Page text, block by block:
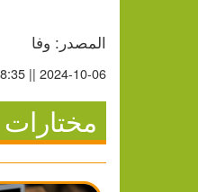
المصدر: وفا
2024-10-06 || 08:35
مختارات